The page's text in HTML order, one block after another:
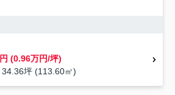
(0.96万円/坪)
坪 (113.60㎡)